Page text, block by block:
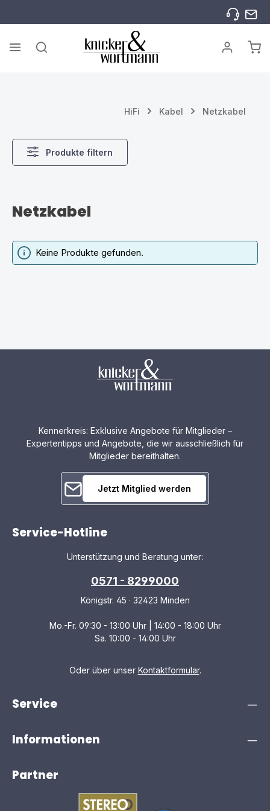
HiFi Kabel Netzkabel
Produkte filtern
Netzkabel
Keine Produkte gefunden.
Kennerkreis: Exklusive Angebote für Mitglieder –
Expertentipps und Angebote, die wir ausschließlich für
Mitglieder bereithalten.
Jetzt Mitglied werden
Service-Hotline
Unterstützung und Beratung unter:
0571 - 8299000
Königstr. 45 · 32423 Minden
Mo.-Fr. 09:30 - 13:00 Uhr | 14:00 - 18:00 Uhr
Sa. 10:00 - 14:00 Uhr
Oder über unser Kontaktformular.
Service
Informationen
Partner